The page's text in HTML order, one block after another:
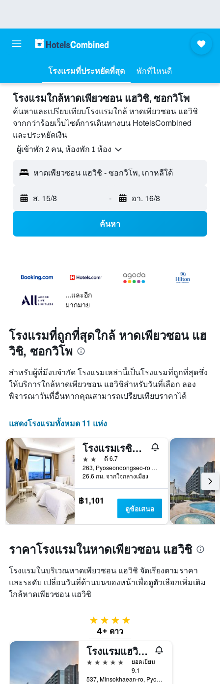
โรงแรมที่ประหยัดที่สุด พักที่ไหนดี
โรงแรมใกล้หาดเพียวซอน แฮวิชิ, ซอกวิโพ
ค้นหาและเปรียบเทียบโรงแรมใกล้ หาดเพียวซอน แฮวิชิ
จากกว่าร้อยเว็บไซต์การเดินทางบน HotelsCombined
และประหยัดเงิน
ผู้เข้าพัก 2 คน, ห้องพัก 1 ห้อง
หาดเพียวซอน แฮวิชิ - ซอกวิโพ, เกาหลีใต้
ส. 15/8 - อา. 16/8
ค้นหา
...และอีก
มากมาย
โรงแรมที่ถูกที่สุดใกล้ หาดเพียวซอน แฮ
วิชิ, ซอกวิโพ
สำหรับผู้ที่มีงบจำกัด โรงแรมเหล่านี้เป็นโรงแรมที่ถูกที่สุดซึ่ง
ให้บริการใกล้หาดเพียวซอน แฮวิชิสำหรับวันที่เลือก ลอง
พิจารณาวันที่อื่นหากคุณสามารถเปรียบเทียบราคาได้
แสดงโรงแรมทั้งหมด 11 แห่ง
โรงแรมเรซิออน ทัวริสต์
2 ดาว
ดี 6.7
263, Pyoseondongseo-ro Pyoseon-Myeon, ซอกวิโพ, เกาหลีใต้
26.6 กม. จากใจกลางเมือง
฿1,101
ดูข้อเสนอ
ราคาโรงแรมในหาดเพียวซอน แฮวิชิ
โรงแรมในบริเวณหาดเพียวซอน แฮวิชิ จัดเรียงตามราคา
และระดับ เปลี่ยนวันที่ด้านบนของหน้าเพื่อดูตัวเลือกเพิ่มเติม
ใกล้หาดเพียวซอน แฮวิชิ
4 ดาว
4+ ดาว
โรงแรมแฮวิชีแอนด์รีสอร์ท เชจู
5 ดาว
ยอดเยี่ยม
9.1
537, Minsokhaean-ro, Pyoseon-Myeon, ซอกวิโพ, เกาหลีใต้